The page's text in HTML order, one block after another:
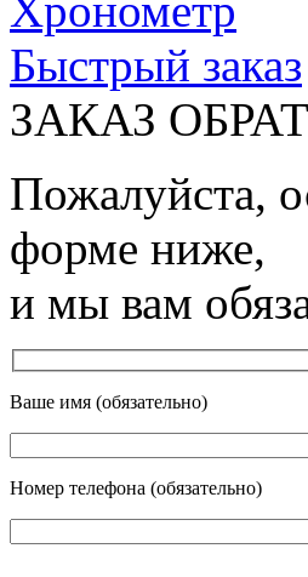
Быстрый заказ
ЗАКАЗ
Пожалуйста,
форме ниже,
и мы вам
Ваше имя (обязательно)
Номер телефона (обязательно)